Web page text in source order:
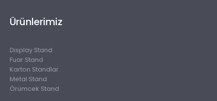
Ürünlerimiz
Display Stand
Fuar Stand
Karton Standlar
Metal Stand
Örümcek Stand